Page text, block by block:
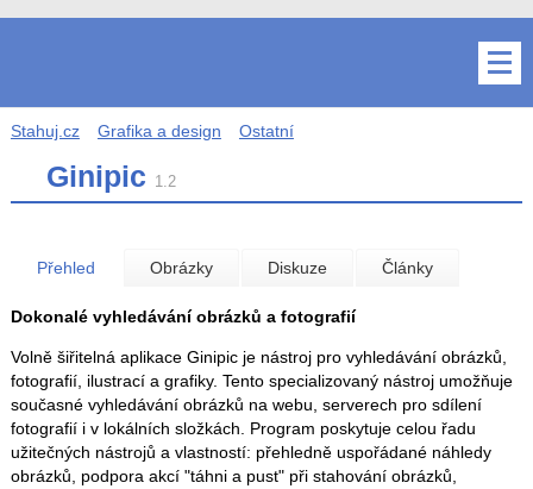
Stahuj.cz Grafika a design Ostatní
Ginipic 1.2
Přehled Obrázky Diskuze Články
Dokonalé vyhledávání obrázků a fotografií
Volně šiřitelná aplikace Ginipic je nástroj pro vyhledávání obrázků,
fotografií, ilustrací a grafiky. Tento specializovaný nástroj umožňuje
současné vyhledávání obrázků na webu, serverech pro sdílení
fotografií i v lokálních složkách. Program poskytuje celou řadu
užitečných nástrojů a vlastností: přehledně uspořádané náhledy
obrázků, podpora akcí "táhni a pust" při stahování obrázků,